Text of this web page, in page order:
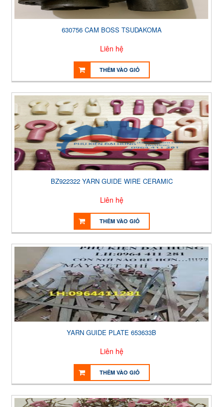
630756 CAM BOSS TSUDAKOMA
Liên hệ
THÊM VÀO GIỎ
BZ922322 YARN GUIDE WIRE CERAMIC
Liên hệ
THÊM VÀO GIỎ
YARN GUIDE PLATE 653633B
Liên hệ
THÊM VÀO GIỎ